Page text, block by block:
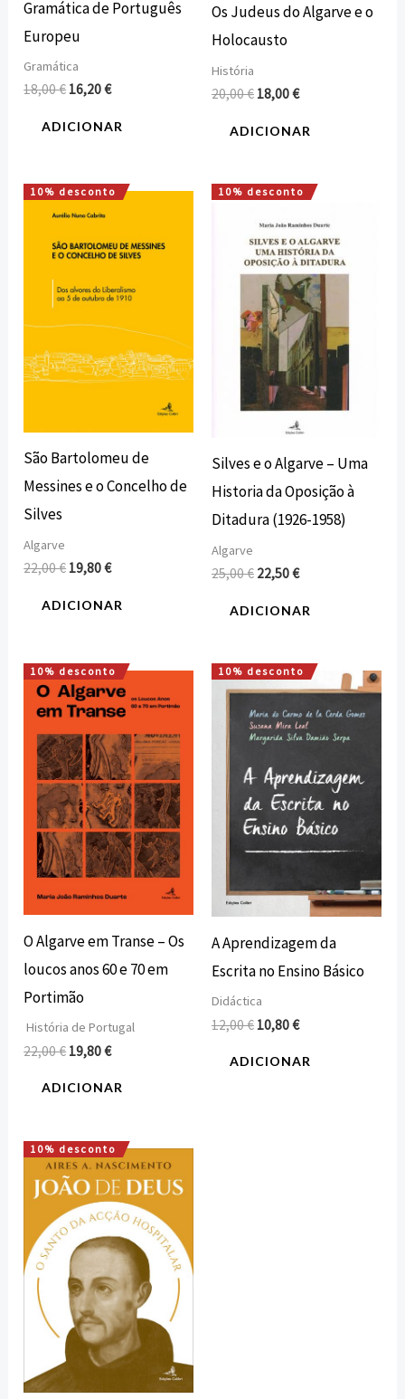
Gramática de Português
Europeu
Gramática
18,00€ 16,20€
ADICIONAR
Os Judeus do Algarve e o
Holocausto
História
20,00€ 18,00€
ADICIONAR
10% desconto
São Bartolomeu de
Messines e o Concelho de
Silves
Algarve
22,00€
O
preço
era:
19,80€
O
é:
ADICIONAR
10% desconto
Silves e o Algarve – Uma
Historia da Oposição à
Ditadura (1926-1958)
Algarve
25,00€
O
original
era:
25,00 €.
22,50€
O
atual
é:
22,50 €.
ADICIONAR
10% desconto
O Algarve em Transe – Os
loucos anos 60 e 70 em
Portimão
História de Portugal
22,00€
O
preço
original
era:
22,00 €.
19,80€
O
preço
atual
é:
19,80 €.
ADICIONAR
10% desconto
A Aprendizagem da
Escrita no Ensino Básico
Didáctica
12,00€
O
preço
original
era:
12,00 €.
10,80€
O
preço
atual
é:
10,80 €.
ADICIONAR
10% desconto
O
preço
original
era:
15,00 €.
O
preço
atual
é:
13,50 €.